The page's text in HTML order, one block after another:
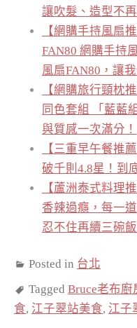
讓吹髮、造型不
【網購手持風扇
FAN80 網購手持
風扇FAN80，讓
【網購旅行頸枕
同色套組 「藍藍
與質感一次滿分！
【三重早午餐推
破千則4.8星！到
【蘆洲泰式料理
香辣過癮，每一
忍不住再續三碗飯
Posted in 台北
Tagged Bruce老布廚
食, 江子翠站美食, 江子